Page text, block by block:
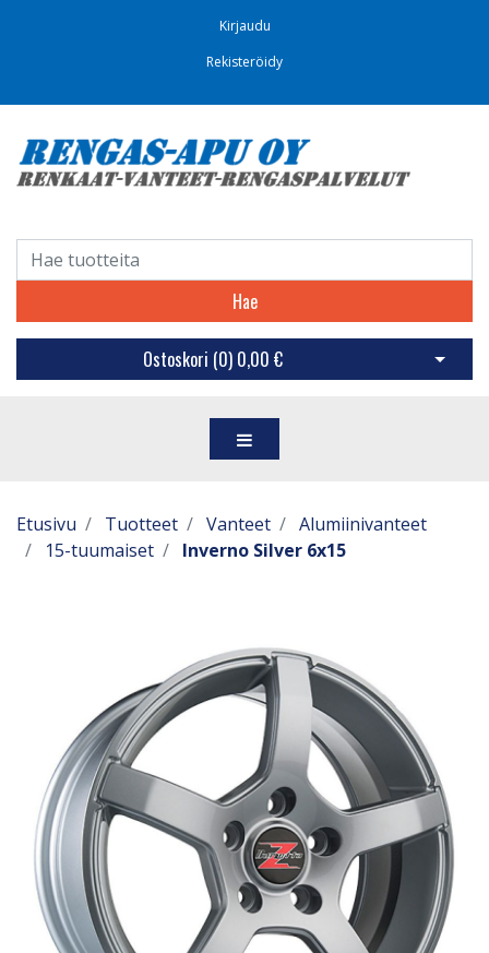
Kirjaudu
Rekisteröidy
Hae
Ostoskori (0) 0,00 € Avaa
Etusivu Tuotteet Vanteet
Alumiinivanteet
15-tuumaiset
Inverno Silver 6x15